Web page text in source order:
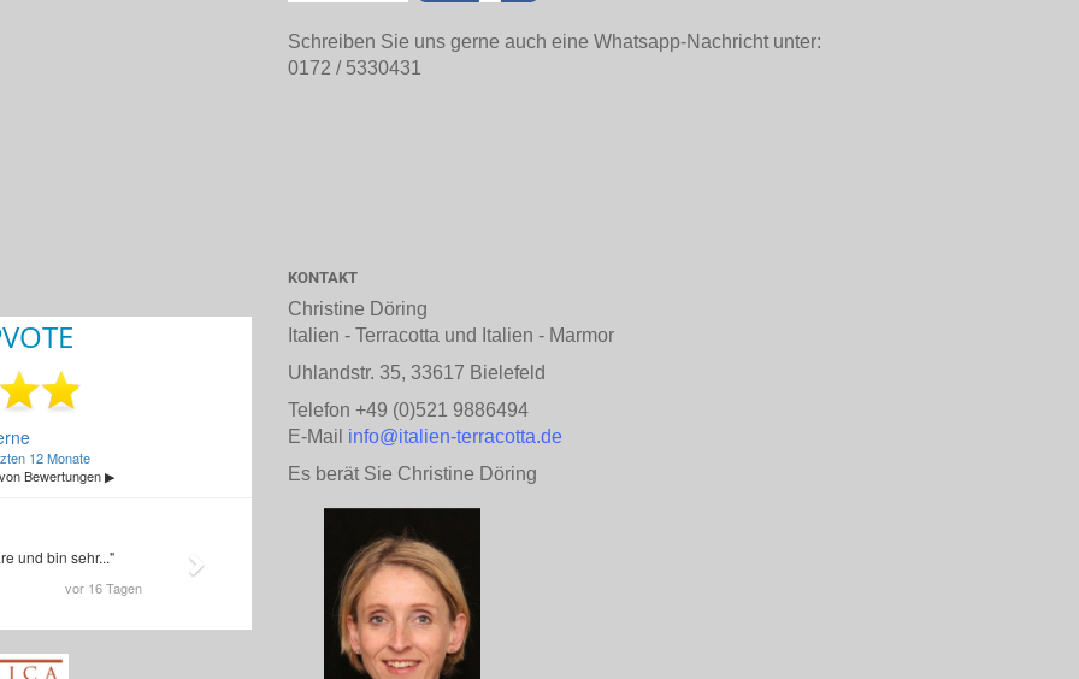
Schreiben Sie uns gerne auch eine Whatsapp-Nachricht unter:
0172 / 5330431
KONTAKT
Christine Döring
Italien - Terracotta und Italien - Marmor
Uhlandstr. 35, 33617 Bielefeld
Telefon +49 (0)521 9886494
E-Mail info@italien-terracotta.de
Es berät Sie Christine Döring